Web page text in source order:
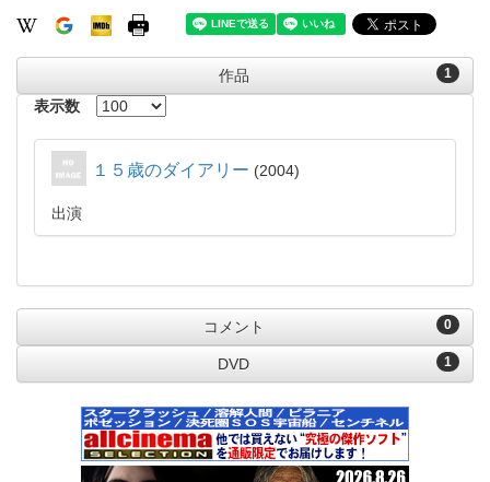
1
作品
表示数
１５歳のダイアリー 2004
出演
0
コメント
1
DVD